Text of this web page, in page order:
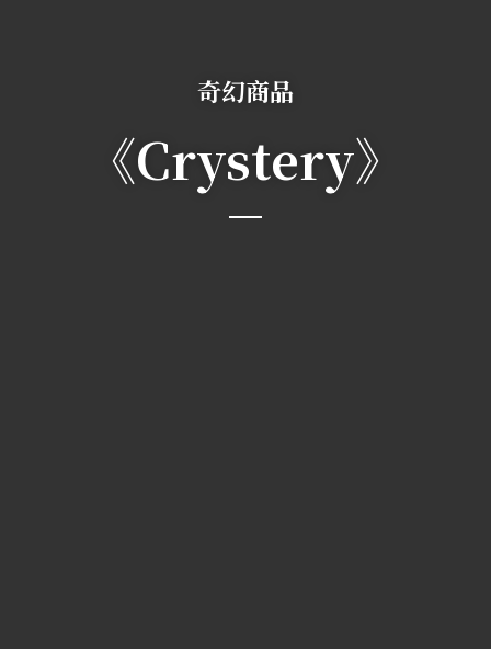
奇幻商品
《Crystery》